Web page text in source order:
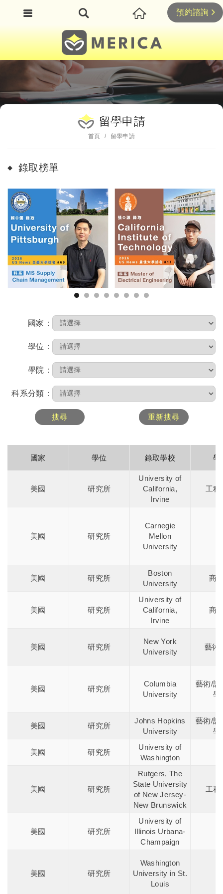
首頁 留學申請
留學申請
錄取榜單
1 2 3 4 5 6 7 8
國家：
學位：
學院：
科系分類：
搜尋 重新搜尋
國家 學位 錄取學校 學
美國 研究所
University of
California,
Irvine
工程
美國 研究所
Carnegie
Mellon
University
美國 研究所
Boston
University
商
美國 研究所
University of
California,
Irvine
商
美國 研究所
New York
University
藝術
美國 研究所
Columbia
University
藝術/設
學
美國 研究所
Johns Hopkins
University
藝術/設
學
美國 研究所
University of
Washington
美國 研究所
Rutgers, The
State University
of New Jersey-
New Brunswick
工程
美國 研究所
University of
Illinois Urbana-
Champaign
美國 研究所
Washington
University in St.
Louis
預約諮詢